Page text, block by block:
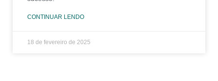
CONTINUAR LENDO
18 de fevereiro de 2025